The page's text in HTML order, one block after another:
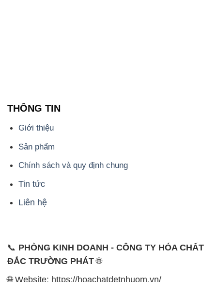
Chính sách và quy định chung
Tin tức
Liên hệ
📞
PHÒNG KINH DOANH - CÔNG TY HÓA CHẤT
ĐẮC TRƯỜNG PHÁT
- 028.3756.1835 - 028.3756.1840 - 028.3756.1841-